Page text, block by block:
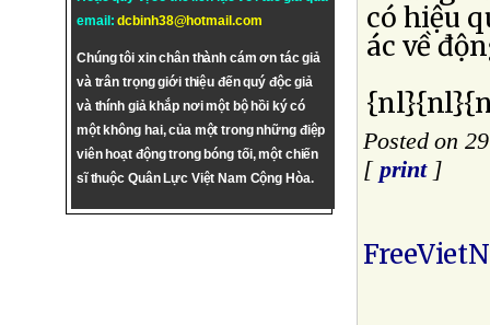
email:dcbinh38@hotmail.com
Chúng tôi xin chân thành cám ơn tác giả
và trân trọng giới thiệu đến quý độc giả
và thính giả khắp nơi một bộ hồi ký có
một không hai, của một trong những điệp
viên hoạt động trong bóng tối, một chiến
sĩ thuộc Quân Lực Việt Nam Cộng Hòa.
có hiệu
ác về
Posted on
[ print]